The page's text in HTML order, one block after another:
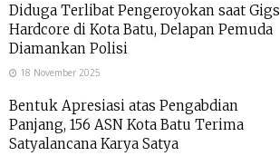
Diduga Terlibat Pengeroyokan saat Gigs
Hardcore di Kota Batu, Delapan Pemuda
Diamankan Polisi
18 November 2025
Bentuk Apresiasi atas Pengabdian
Panjang, 156 ASN Kota Batu Terima
Satyalancana Karya Satya